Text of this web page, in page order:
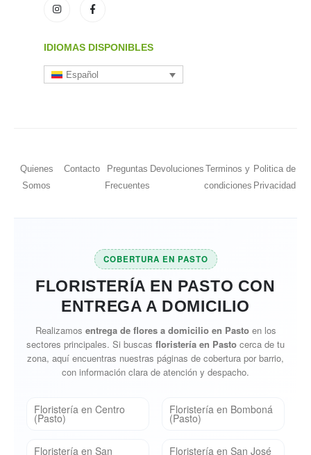
IDIOMAS DISPONIBLES
Español
Quienes
Somos
Contacto
Preguntas
Frecuentes
Devoluciones Terminos y
condiciones
Politica de
Privacidad
COBERTURA EN PASTO
FLORISTERÍA EN PASTO CON
ENTREGA A DOMICILIO
Realizamos entrega de flores a domicilio en Pastoen los
sectores principales. Si buscas floristería en Pasto cerca de tu
zona, aquí encuentras nuestras páginas de cobertura por barrio,
con información clara de atención y despacho.
Floristería en Centro
(Pasto)
Floristería en Bomboná
(Pasto)
Floristería en San Floristería en San José